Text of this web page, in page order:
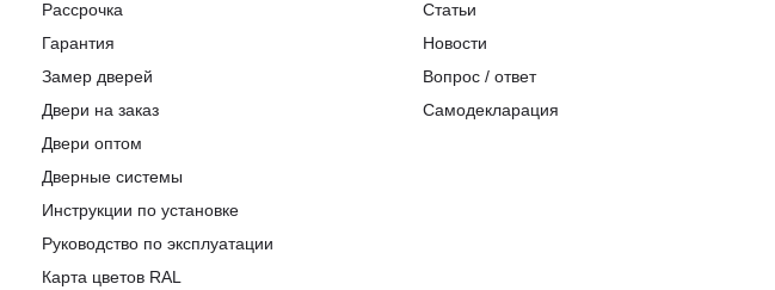
Рассрочка
Гарантия
Замер дверей
Двери на заказ
Двери оптом
Дверные системы
Инструкции по установке
Pуководство по эксплуатации
Карта цветов RAL
Статьи
Новости
Вопрос / ответ
Самодекларация